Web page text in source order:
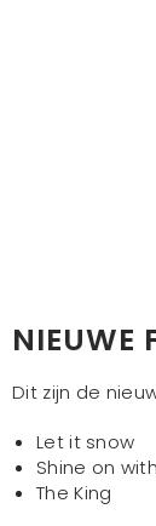
NIEUWE
Dit zijn de
Let it snow
Shine on
The King